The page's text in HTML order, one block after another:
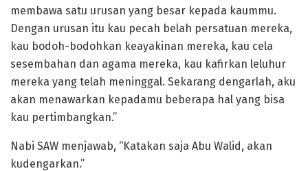
membawa satu urusan yang besar kepada kaummu.
Dengan urusan itu kau pecah belah persatuan mereka,
kau bodoh-bodohkan keayakinan mereka, kau cela
sesembahan dan agama mereka, kau kafirkan leluhur
mereka yang telah meninggal. Sekarang dengarlah, aku
akan menawarkan kepadamu beberapa hal yang bisa
kau pertimbangkan.”
Nabi SAW menjawab, “Katakan saja Abu Walid, akan
kudengarkan.”